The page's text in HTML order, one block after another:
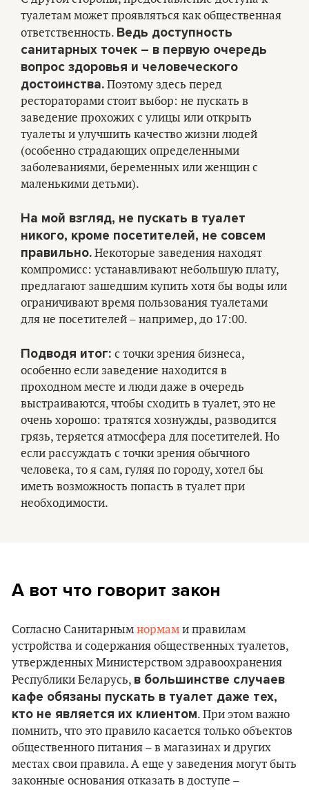
туалетам может проявляться как общественная
ответственность. Ведь доступность
санитарных точек – в первую очередь
вопрос здоровья и человеческого
достоинства. Поэтому здесь перед
рестораторами стоит выбор: не пускать в
заведение прохожих с улицы или открыть
туалеты и улучшить качество жизни людей
(особенно страдающих определенными
заболеваниями, беременных или женщин с
маленькими детьми).
На мой взгляд, не пускать в туалет
никого, кроме посетителей, не совсем
правильно. Некоторые заведения находят
компромисс: устанавливают небольшую плату,
предлагают зашедшим купить хотя бы воды или
ограничивают время пользования туалетами
для не посетителей – например, до 17:00.
Подводя итог: с точки зрения бизнеса,
особенно если заведение находится в
проходном месте и люди даже в очередь
выстраиваются, чтобы сходить в туалет, это не
очень хорошо: тратятся хознужды, разводится
грязь, теряется атмосфера для посетителей. Но
если рассуждать с точки зрения обычного
человека, то я сам, гуляя по городу, хотел бы
иметь возможность попасть в туалет при
необходимости.
А вот что говорит закон
Согласно Санитарным нормам и правилам
устройства и содержания общественных туалетов,
утвержденных Министерством здравоохранения
Республики Беларусь, в большинстве случаев
кафе обязаны пускать в туалет даже тех,
кто не является их клиентом. При этом важно
помнить, что это правило касается только объектов
общественного питания – в магазинах и других
местах свои правила. А еще у заведения могут быть
законные основания отказать в доступе –